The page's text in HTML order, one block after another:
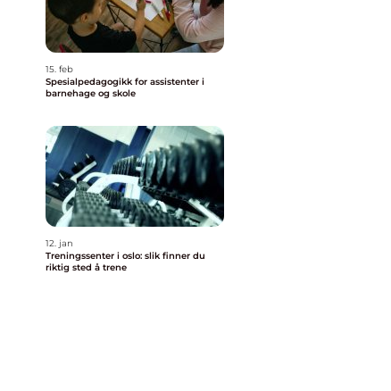
15. feb
Spesialpedagogikk for assistenter i
barnehage og skole
12. jan
Treningssenter i oslo: slik finner du
riktig sted å trene